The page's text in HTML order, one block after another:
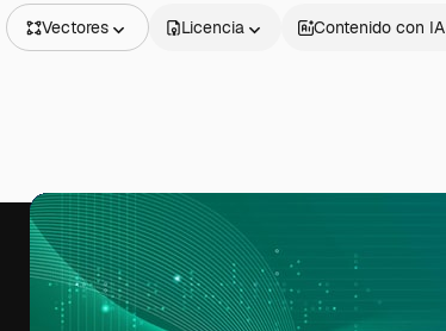
Vectores
Vídeos
Clips de vídeo
Motion graphics
Plantillas de vídeos
Iconos
Modelos 3D
Fuentes
Licencia Contenido con IA